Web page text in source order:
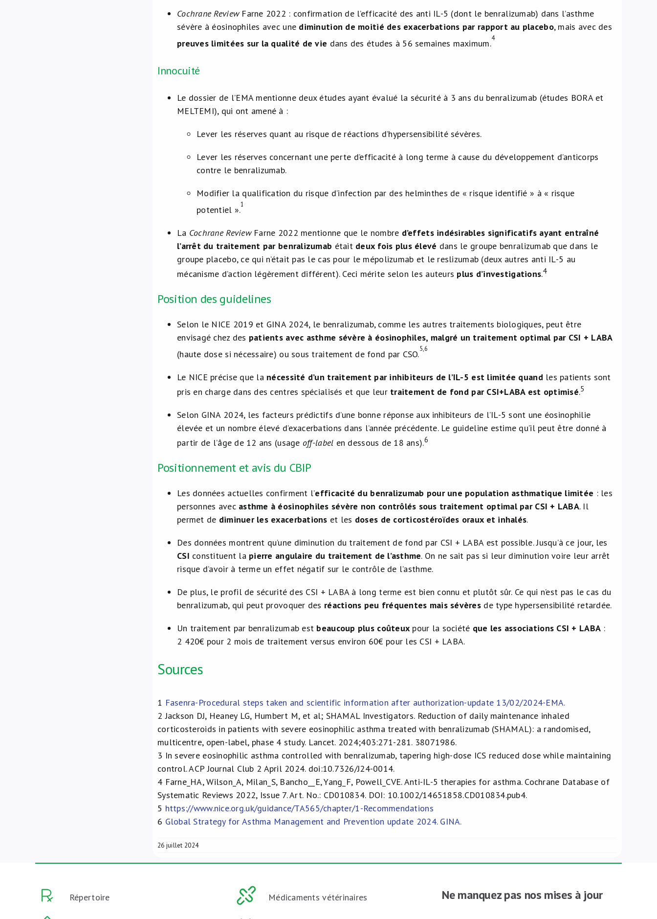
Cochrane ReviewFarne 2022 : confirmation de l’efficacité des anti IL-5 (dont le benralizumab) dans l’asthme
sévère à éosinophiles avec une diminution de moitié des exacerbations par rapport au placebo, mais avec des
preuves limitées sur la qualité de vie dans des études à 56 semaines maximum.4
Innocuité
Le dossier de l’EMA mentionne deux études ayant évalué la sécurité à 3 ans du benralizumab (études BORA et
MELTEMI), qui ont amené à :
Lever les réserves quant au risque de réactions d’hypersensibilité sévères.
Lever les réserves concernant une perte d’efficacité à long terme à cause du développement d’anticorps
contre le benralizumab.
Modifier la qualification du risque d’infection par des helminthes de « risque identifié » à « risque
potentiel ».1
La Cochrane ReviewFarne 2022 mentionne que le nombre d’effets indésirables significatifs ayant entraîné
l’arrêt du traitement par benralizumab était deux fois plus élevé dans le groupe benralizumab que dans le
groupe placebo, ce qui n’était pas le cas pour le mépolizumab et le reslizumab (deux autres anti IL-5 au
mécanisme d’action légèrement différent). Ceci mérite selon les auteurs plus d’investigations.4
Position des guidelines
Selon le NICE 2019 et GINA 2024, le benralizumab, comme les autres traitements biologiques, peut être
envisagé chez des patients avec asthme sévère à éosinophiles, malgré un traitement optimal par CSI + LABA
(haute dose si nécessaire) ou sous traitement de fond par CSO.5,6
Le NICE précise que la nécessité d’un traitement par inhibiteurs de l’IL-5 est limitée quandles patients sont
pris en charge dans des centres spécialisés et que leur traitement de fond par CSI+LABA est optimisé.5
Selon GINA 2024, les facteurs prédictifs d’une bonne réponse aux inhibiteurs de l’IL-5 sont une éosinophilie
élevée et un nombre élevé d’exacerbations dans l’année précédente. Le guideline estime qu’il peut être donné à
partir de l’âge de 12 ans (usage off-label en dessous de 18 ans).6
Positionnement et avis du CBIP
Les données actuelles confirment l’efficacité du benralizumab pour une population asthmatique limitée : les
personnes avec asthme à éosinophiles sévère non contrôlés sous traitement optimal par CSI + LABA. Il
permet de diminuer les exacerbations et les doses de corticostéroïdes oraux et inhalés.
Des données montrent qu’une diminution du traitement de fond par CSI + LABA est possible. Jusqu’à ce jour, les
CSI constituent la pierre angulaire du traitement de l’asthme. On ne sait pas si leur diminution voire leur arrêt
risque d’avoir à terme un effet négatif sur le contrôle de l’asthme.
De plus, le profil de sécurité des CSI + LABA à long terme est bien connu et plutôt sûr. Ce qui n’est pas le cas du
benralizumab, qui peut provoquer des réactions peu fréquentes mais sévères de type hypersensibilité retardée.
Un traitement par benralizumab est beaucoup plus coûteux pour la société que les associations CSI + LABA :
2 420€ pour 2 mois de traitement versus environ 60€ pour les CSI + LABA.
Sources
1 Fasenra-Procedural steps taken and scientific information after authorization-update 13/02/2024-EMA.
2Jackson DJ, Heaney LG, Humbert M, et al; SHAMAL Investigators. Reduction of daily maintenance inhaled
corticosteroids in patients with severe eosinophilic asthma treated with benralizumab (SHAMAL): a randomised,
multicentre, open-label, phase 4 study. Lancet. 2024;403:271-281. 38071986.
3 In severe eosinophilic asthma controlled with benralizumab, tapering high-dose ICS reduced dose while maintaining
control. ACP Journal Club 2 April 2024. doi:10.7326/J24-0014.
4 Farne_HA, Wilson_A, Milan_S, Bancho__E, Yang_F, Powell_CVE. Anti-IL-5 therapies for asthma. Cochrane Database of
Systematic Reviews 2022, Issue 7. Art. No.: CD010834. DOI: 10.1002/14651858.CD010834.pub4.
5 https://www.nice.org.uk/guidance/TA565/chapter/1-Recommendations
6 Global Strategy for Asthma Management and Prevention update 2024. GINA.
26 juillet 2024
Répertoire Médicaments vétérinaires Ne manquez pas nos mises à jour